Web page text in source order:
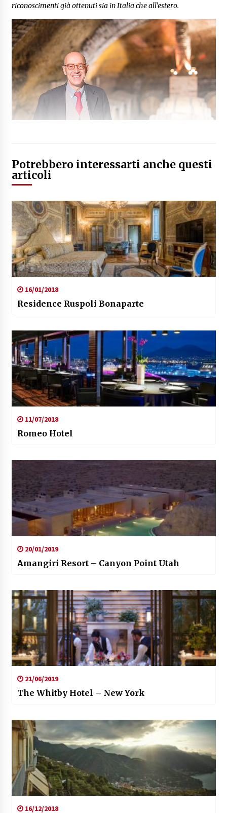
riconoscimenti già ottenuti sia in Italia che all’estero.
Potrebbero interessarti anche questi
articoli
16/01/2018
Residence Ruspoli Bonaparte
11/07/2018
Romeo Hotel
20/01/2019
Amangiri Resort – Canyon Point Utah
21/06/2019
The Whitby Hotel – New York
16/12/2018